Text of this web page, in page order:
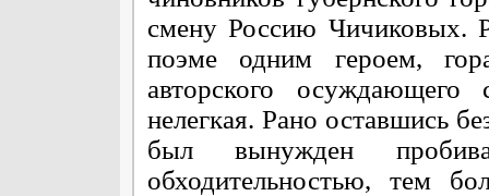
смену Россию Чичиковых.
поэме одним героем,
авторского
нелегкая. Рано оставшись
был вынужден
обходительностью, тем